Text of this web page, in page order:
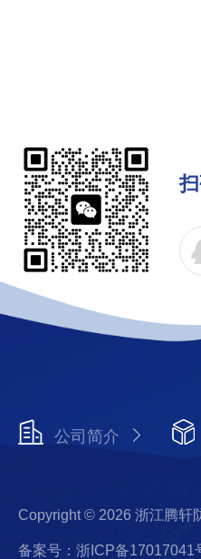
公司简介
Copyright © 2026 浙江腾轩
备案号：浙ICP备17017041